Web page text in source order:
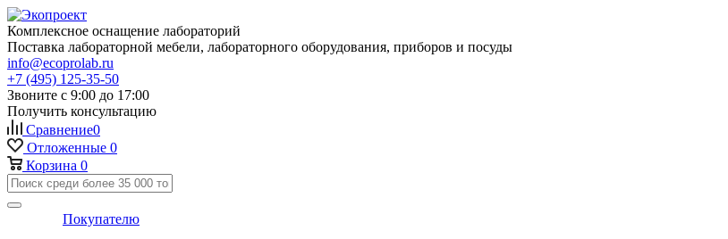
Комплексное оснащение лабораторий
Поставка лабораторной мебели, лабораторного оборудования, приборов и посуды
info@ecoprolab.ru
+7 (495) 125-35-50
Звоните с 9:00 до 17:00
Получить консультацию
Сравнение0
Отложенные 0
Корзина 0
Покупателю